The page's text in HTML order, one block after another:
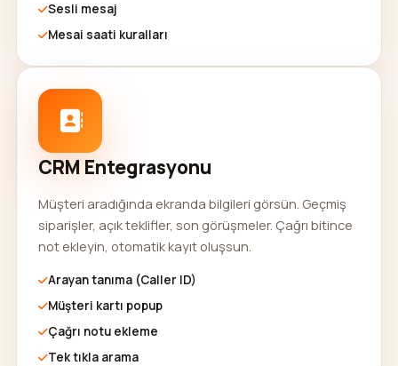
Sesli mesaj
Mesai saati kuralları
CRM Entegrasyonu
Müşteri aradığında ekranda bilgileri görsün. Geçmiş
siparişler, açık teklifler, son görüşmeler. Çağrı bitince
not ekleyin, otomatik kayıt oluşsun.
Arayan tanıma (Caller ID)
Müşteri kartı popup
Çağrı notu ekleme
Tek tıkla arama